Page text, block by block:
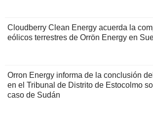
Cloudberry Clean Energy acuerda la
eólicos terrestres de Orrön Energy en
Orron Energy informa de la conclusión
en el Tribunal de Distrito de Estocolmo
caso de Sudán